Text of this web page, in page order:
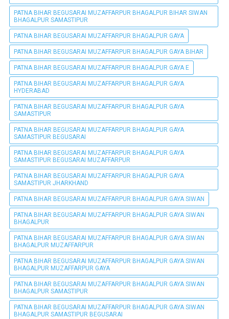
PATNA BIHAR BEGUSARAI MUZAFFARPUR BHAGALPUR BIHAR SIWAN
BHAGALPUR SAMASTIPUR
PATNA BIHAR BEGUSARAI MUZAFFARPUR BHAGALPUR GAYA
PATNA BIHAR BEGUSARAI MUZAFFARPUR BHAGALPUR GAYA BIHAR
PATNA BIHAR BEGUSARAI MUZAFFARPUR BHAGALPUR GAYA E
PATNA BIHAR BEGUSARAI MUZAFFARPUR BHAGALPUR GAYA
HYDERABAD
PATNA BIHAR BEGUSARAI MUZAFFARPUR BHAGALPUR GAYA
SAMASTIPUR
PATNA BIHAR BEGUSARAI MUZAFFARPUR BHAGALPUR GAYA
SAMASTIPUR BEGUSARAI
PATNA BIHAR BEGUSARAI MUZAFFARPUR BHAGALPUR GAYA
SAMASTIPUR BEGUSARAI MUZAFFARPUR
PATNA BIHAR BEGUSARAI MUZAFFARPUR BHAGALPUR GAYA
SAMASTIPUR JHARKHAND
PATNA BIHAR BEGUSARAI MUZAFFARPUR BHAGALPUR GAYA SIWAN
PATNA BIHAR BEGUSARAI MUZAFFARPUR BHAGALPUR GAYA SIWAN
BHAGALPUR
PATNA BIHAR BEGUSARAI MUZAFFARPUR BHAGALPUR GAYA SIWAN
BHAGALPUR MUZAFFARPUR
PATNA BIHAR BEGUSARAI MUZAFFARPUR BHAGALPUR GAYA SIWAN
BHAGALPUR MUZAFFARPUR GAYA
PATNA BIHAR BEGUSARAI MUZAFFARPUR BHAGALPUR GAYA SIWAN
BHAGALPUR SAMASTIPUR
PATNA BIHAR BEGUSARAI MUZAFFARPUR BHAGALPUR GAYA SIWAN
BHAGALPUR SAMASTIPUR BEGUSARAI